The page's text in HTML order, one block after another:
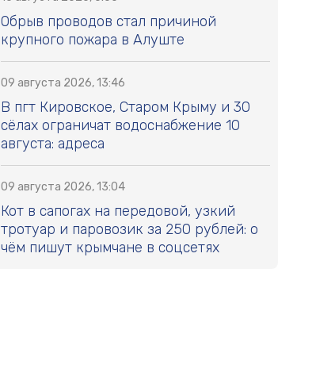
Обрыв проводов стал причиной
крупного пожара в Алуште
09 августа 2026, 13:46
В пгт Кировское, Старом Крыму и 30
сёлах ограничат водоснабжение 10
августа: адреса
09 августа 2026, 13:04
Кот в сапогах на передовой, узкий
тротуар и паровозик за 250 рублей: о
чём пишут крымчане в соцсетях